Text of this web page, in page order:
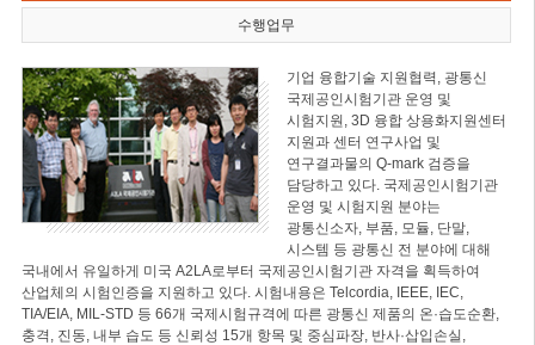
수행업무
기업 융합기술 지원협력, 광통신
국제공인시험기관 운영 및
시험지원, 3D 융합 상용화지원센터
지원과 센터 연구사업 및
연구결과물의 Q-mark 검증을
담당하고 있다. 국제공인시험기관
운영 및 시험지원 분야는
광통신소자, 부품, 모듈, 단말,
시스템 등 광통신 전 분야에 대해
국내에서 유일하게 미국 A2LA로부터 국제공인시험기관 자격을 획득하여
산업체의 시험인증을 지원하고 있다. 시험내용은 Telcordia, IEEE, IEC,
TIA/EIA, MIL-STD 등 66개 국제시험규격에 따른 광통신 제품의 온·습도순환,
충격, 진동, 내부 습도 등 신뢰성 15개 항목 및 중심파장, 반사·삽입손실,